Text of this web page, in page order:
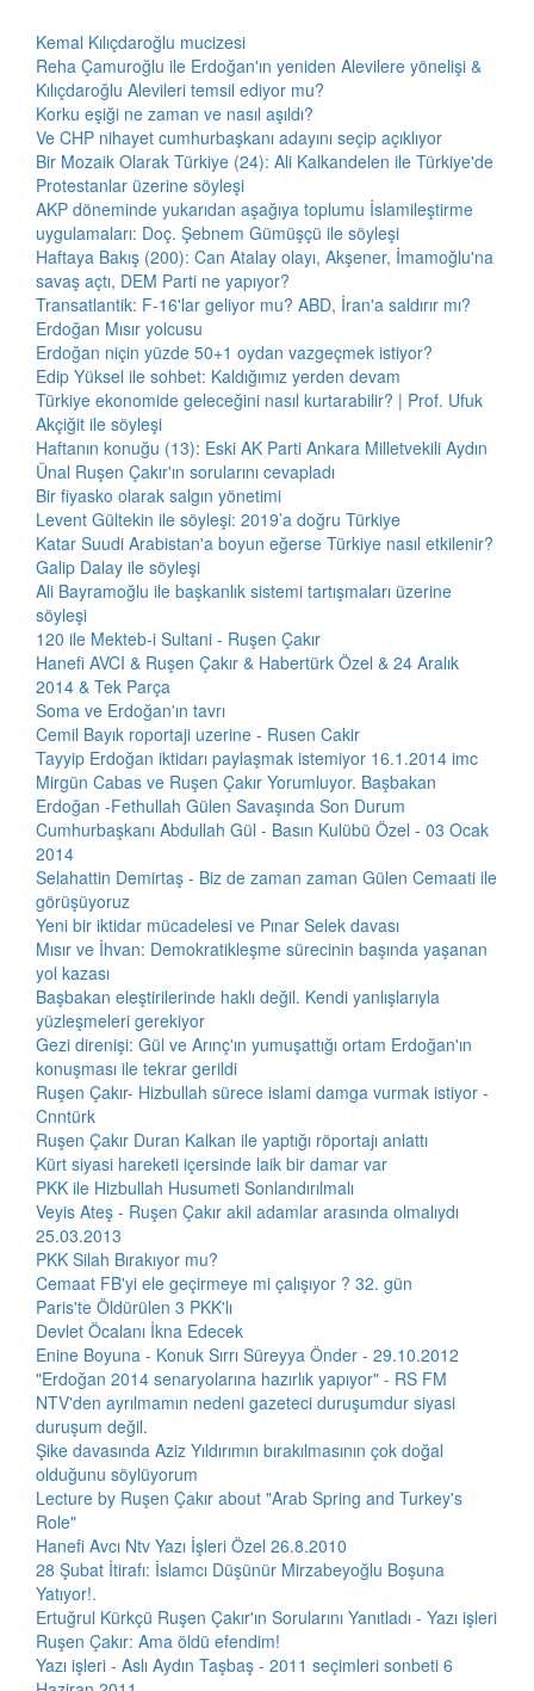
Kemal Kılıçdaroğlu mucizesi
Reha Çamuroğlu ile Erdoğan'ın yeniden Alevilere yönelişi &
Kılıçdaroğlu Alevileri temsil ediyor mu?
Korku eşiği ne zaman ve nasıl aşıldı?
Ve CHP nihayet cumhurbaşkanı adayını seçip açıklıyor
Bir Mozaik Olarak Türkiye (24): Ali Kalkandelen ile Türkiye'de
Protestanlar üzerine söyleşi
AKP döneminde yukarıdan aşağıya toplumu İslamileştirme
uygulamaları: Doç. Şebnem Gümüşçü ile söyleşi
Haftaya Bakış (200): Can Atalay olayı, Akşener, İmamoğlu'na
savaş açtı, DEM Parti ne yapıyor?
Transatlantik: F-16'lar geliyor mu? ABD, İran'a saldırır mı?
Erdoğan Mısır yolcusu
Erdoğan niçin yüzde 50+1 oydan vazgeçmek istiyor?
Edip Yüksel ile sohbet: Kaldığımız yerden devam
Türkiye ekonomide geleceğini nasıl kurtarabilir? | Prof. Ufuk
Akçiğit ile söyleşi
Haftanın konuğu (13): Eski AK Parti Ankara Milletvekili Aydın
Ünal Ruşen Çakır'ın sorularını cevapladı
Bir fiyasko olarak salgın yönetimi
Levent Gültekin ile söyleşi: 2019’a doğru Türkiye
Katar Suudi Arabistan'a boyun eğerse Türkiye nasıl etkilenir?
Galip Dalay ile söyleşi
Ali Bayramoğlu ile başkanlık sistemi tartışmaları üzerine
söyleşi
120 ile Mekteb-i Sultani - Ruşen Çakır
Hanefi AVCI & Ruşen Çakır & Habertürk Özel & 24 Aralık
2014 & Tek Parça
Soma ve Erdoğan'ın tavrı
Cemil Bayık roportaji uzerine - Rusen Cakir
Tayyip Erdoğan iktidarı paylaşmak istemiyor 16.1.2014 imc
Mirgün Cabas ve Ruşen Çakır Yorumluyor. Başbakan
Erdoğan -Fethullah Gülen Savaşında Son Durum
Cumhurbaşkanı Abdullah Gül - Basın Kulübü Özel - 03 Ocak
2014
Selahattin Demirtaş - Biz de zaman zaman Gülen Cemaati ile
görüşüyoruz
Yeni bir iktidar mücadelesi ve Pınar Selek davası
Mısır ve İhvan: Demokratikleşme sürecinin başında yaşanan
yol kazası
Başbakan eleştirilerinde haklı değil. Kendi yanlışlarıyla
yüzleşmeleri gerekiyor
Gezi direnişi: Gül ve Arınç'ın yumuşattığı ortam Erdoğan'ın
konuşması ile tekrar gerildi
Ruşen Çakır- Hizbullah sürece islami damga vurmak istiyor -
Cnntürk
Ruşen Çakır Duran Kalkan ile yaptığı röportajı anlattı
Kürt siyasi hareketi içersinde laik bir damar var
PKK ile Hizbullah Husumeti Sonlandırılmalı
Veyis Ateş - Ruşen Çakır akil adamlar arasında olmalıydı
25.03.2013
PKK Silah Bırakıyor mu?
Cemaat FB'yi ele geçirmeye mi çalışıyor ? 32. gün
Paris'te Öldürülen 3 PKK'lı
Devlet Öcalanı İkna Edecek
Enine Boyuna - Konuk Sırrı Süreyya Önder - 29.10.2012
"Erdoğan 2014 senaryolarına hazırlık yapıyor" - RS FM
NTV'den ayrılmamın nedeni gazeteci duruşumdur siyasi
duruşum değil.
Şike davasında Aziz Yıldırımın bırakılmasının çok doğal
olduğunu söylüyorum
Lecture by Ruşen Çakır about "Arab Spring and Turkey's
Role"
Hanefi Avcı Ntv Yazı İşleri Özel 26.8.2010
28 Şubat İtirafı: İslamcı Düşünür Mirzabeyoğlu Boşuna
Yatıyor!.
Ertuğrul Kürkçü Ruşen Çakır'ın Sorularını Yanıtladı - Yazı işleri
Ruşen Çakır: Ama öldü efendim!
Yazı işleri - Aslı Aydın Taşbaş - 2011 seçimleri sonbeti 6